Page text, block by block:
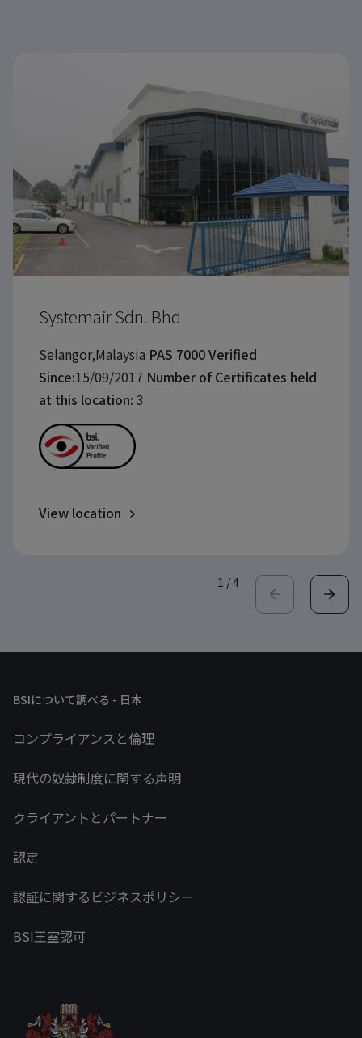
Systemair Sdn. Bhd
Selangor,Malaysia PAS 7000 Verified
Since:15/09/2017 Number of Certificates held
at this location: 3
View location
1 /4
BSIについて調べる - 日本
コンプライアンスと倫理
現代の奴隷制度に関する声明
クライアントとパートナー
認定
認証に関するビジネスポリシー
BSI王室認可